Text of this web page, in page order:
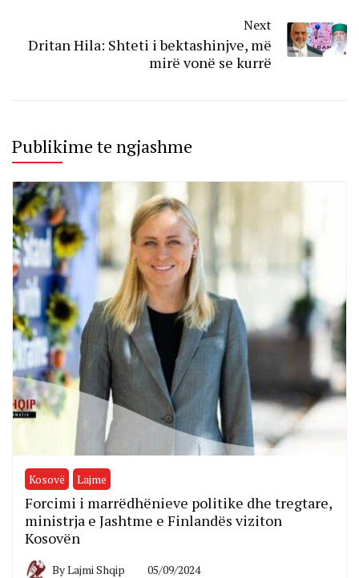
Next
Dritan Hila: Shteti i bektashinjve, më
mirë vonë se kurrë
Publikime te ngjashme
Kosovë Lajme
Forcimi i marrëdhënieve politike dhe tregtare,
ministrja e Jashtme e Finlandës viziton
Kosovën
ByLajmi Shqip 05/09/2024